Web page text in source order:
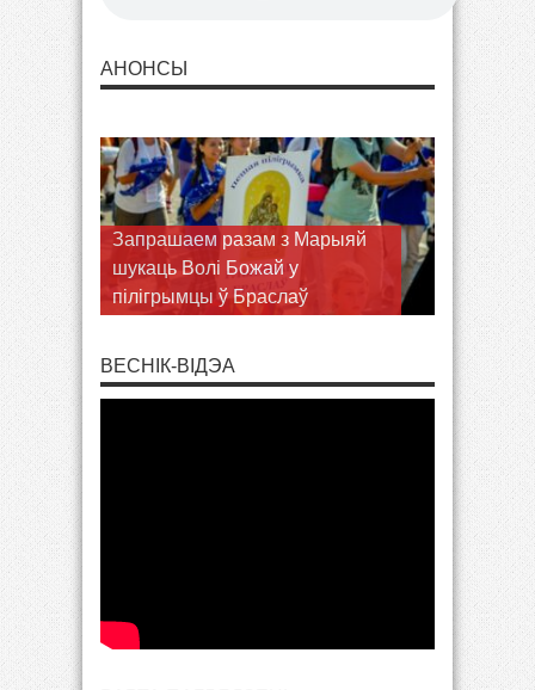
АНОНСЫ
Запрашаем разам з Марыяй
шукаць Волі Божай у
пілігрымцы ў Браслаў
ВЕСНІК-ВІДЭА